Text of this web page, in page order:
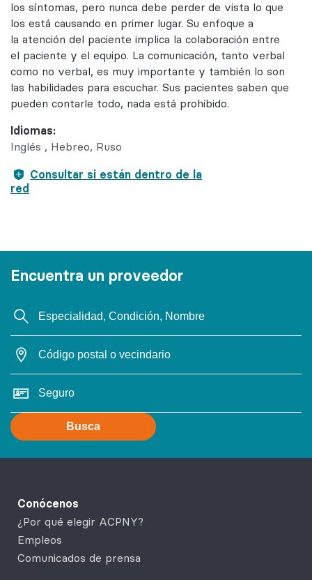
Idiomas:
Inglés
Hebreo Ruso
Consultar si están dentro de la
red
los síntomas, pero nunca debe perder de vista lo que
los está causando en primer lugar. Su enfoque a
la atención del paciente implica la colaboración entre
el paciente y el equipo. La comunicación, tanto verbal
como no verbal, es muy importante y también lo son
las habilidades para escuchar. Sus pacientes saben que
pueden contarle todo, nada está prohibido.
Encuentra un proveedor
Busca
Conócenos
¿Por qué elegir ACPNY?
Empleos
Comunicados de prensa